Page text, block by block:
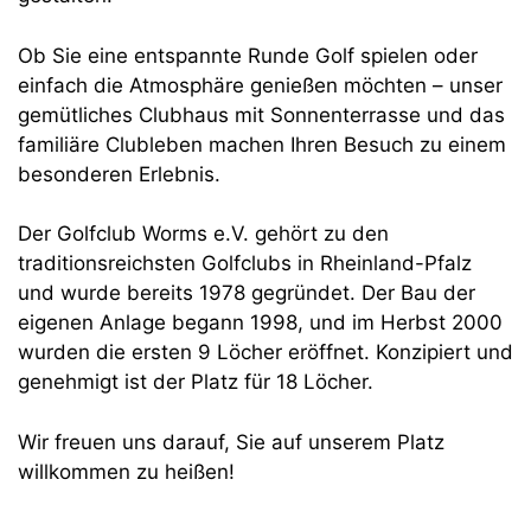
Ob Sie eine entspannte Runde Golf spielen oder
einfach die Atmosphäre genießen möchten – unser
gemütliches Clubhaus mit Sonnenterrasse und das
familiäre Clubleben machen Ihren Besuch zu einem
besonderen Erlebnis.
Der Golfclub Worms e.V. gehört zu den
traditionsreichsten Golfclubs in Rheinland-Pfalz
und wurde bereits 1978 gegründet. Der Bau der
eigenen Anlage begann 1998, und im Herbst 2000
wurden die ersten 9 Löcher eröffnet. Konzipiert und
genehmigt ist der Platz für 18 Löcher.
Wir freuen uns darauf, Sie auf unserem Platz
willkommen zu heißen!